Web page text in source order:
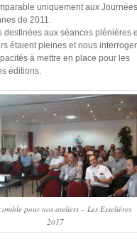
uniquement aux Journées
de 2011.
destinées aux séances plénières
étaient pleines et nous
à mettre en place pour les
éditions.
pour nos ateliers – Les Esselières
2017